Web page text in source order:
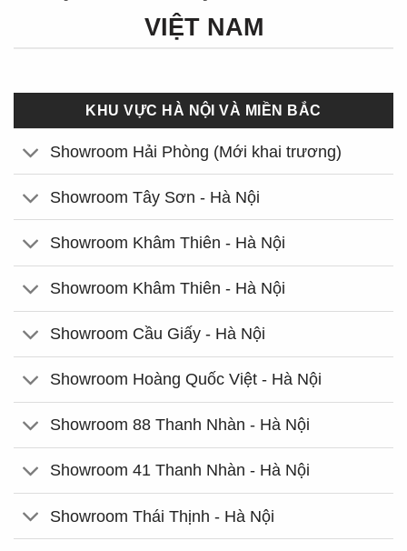
VIỆT NAM
KHU VỰC HÀ NỘI VÀ MIỀN BẮC
Showroom Hải Phòng (Mới khai trương)
Showroom Tây Sơn - Hà Nội
Showroom Khâm Thiên - Hà Nội
Showroom Khâm Thiên - Hà Nội
Showroom Cầu Giấy - Hà Nội
Showroom Hoàng Quốc Việt - Hà Nội
Showroom 88 Thanh Nhàn - Hà Nội
Showroom 41 Thanh Nhàn - Hà Nội
Showroom Thái Thịnh - Hà Nội